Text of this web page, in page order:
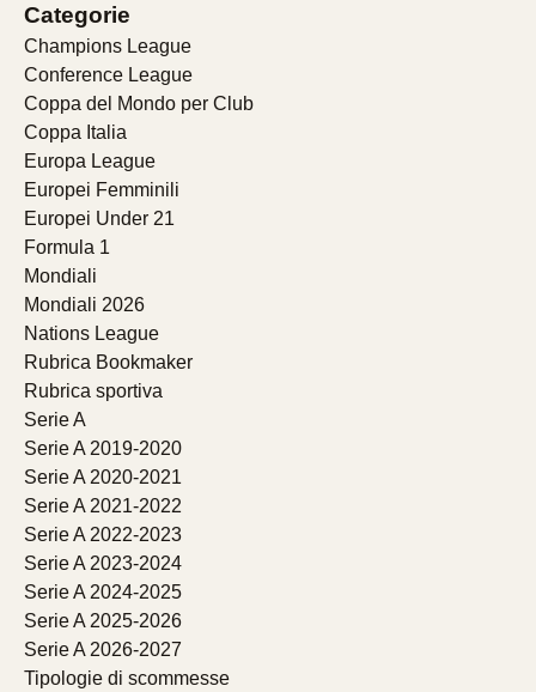
Categorie
Champions League
Conference League
Coppa del Mondo per Club
Coppa Italia
Europa League
Europei Femminili
Europei Under 21
Formula 1
Mondiali
Mondiali 2026
Nations League
Rubrica Bookmaker
Rubrica sportiva
Serie A
Serie A 2019-2020
Serie A 2020-2021
Serie A 2021-2022
Serie A 2022-2023
Serie A 2023-2024
Serie A 2024-2025
Serie A 2025-2026
Serie A 2026-2027
Tipologie di scommesse